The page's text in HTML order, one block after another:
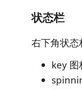
状态栏
右下角状态
key 图